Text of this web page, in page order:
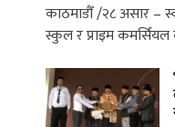
काठमाडौँ /२८ असार –
स्कुल र प्राइम